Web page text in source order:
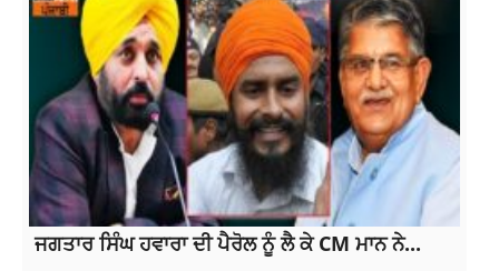
ਜਗਤਾਰ ਸਿੰਘ ਹਵਾਰਾ ਦੀ ਪੈਰੋਲ ਨੂੰ ਲੈ ਕੇ CM ਮਾਨ ਨੇ...